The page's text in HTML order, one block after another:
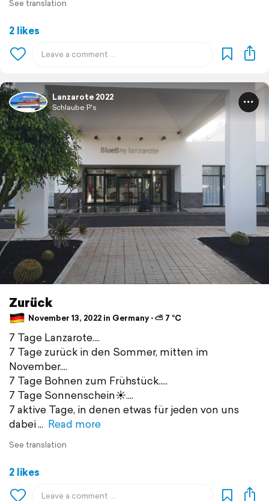
See translation
2 likes
Lanzarote 2022
Schlaube P's
Zurück
November 13, 2022 in Germany ⋅ ⛅ 7 °C
7 Tage Lanzarote....
7 Tage zurück in den Sommer, mitten im
November....
7 Tage Bohnen zum Frühstück.....
7 Tage Sonnenschein☀️....
7 aktive Tage, in denen etwas für jeden von uns
dabei
Read more
See translation
2 likes